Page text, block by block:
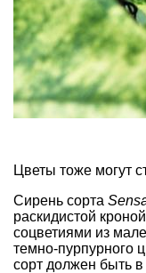
Цветы тоже могут
Сирень сорта
раскидистой
соцветиями из
темно-пурпурного
сорт должен быть